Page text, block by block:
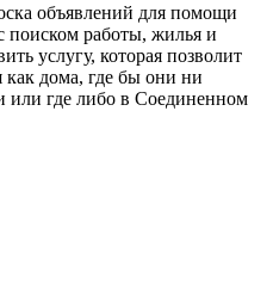
объявлений для помощи
поиском работы, жилья и
услугу, которая позволит
как дома, где бы они ни
или где либо в Соединенном